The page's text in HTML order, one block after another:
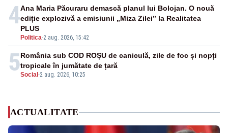
4
Politica-2 aug. 2026, 15:42
Ana Maria Păcuraru demască planul lui Bolojan. O nouă
ediție explozivă a emisiunii „Miza Zilei” la Realitatea
PLUS
5Social -2 aug. 2026, 10:25
România sub COD ROȘU de caniculă, zile de foc și nopți
tropicale în jumătate de țară
ACTUALITATE